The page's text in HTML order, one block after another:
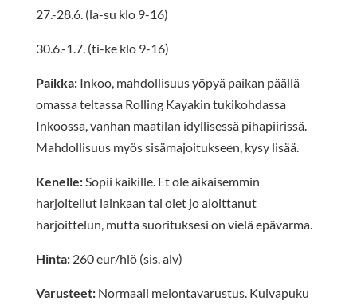
27.-28.6. (la-su klo 9-16)
30.6.-1.7. (ti-ke klo 9-16)
Paikka:Inkoo, mahdollisuus yöpyä paikan päällä
omassa teltassa Rolling Kayakin tukikohdassa
Inkoossa, vanhan maatilan idyllisessä pihapiirissä.
Mahdollisuus myös sisämajoitukseen, kysy lisää.
Kenelle:Sopii kaikille. Et ole aikaisemmin
harjoitellut lainkaan tai olet jo aloittanut
harjoittelun, mutta suorituksesi on vielä epävarma.
Hinta:260 eur/hlö (sis. alv)
Varusteet:Normaali melontavarustus. Kuivapuku